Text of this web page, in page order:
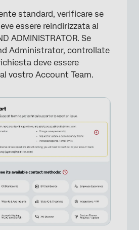
×
standard, verificare se
essere reindirizzata al
ADMINISTRATOR. Se
Administrator, controllate
deve essere
vostro Account Team.